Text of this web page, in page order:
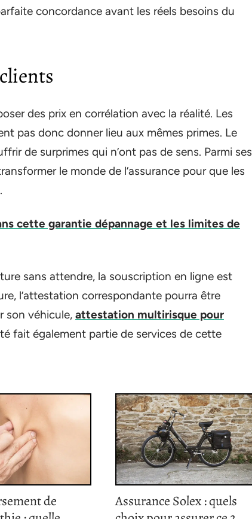
concordance avant les réels besoins du
des prix en corrélation avec la réalité. Les
pas donc donner lieu aux mêmes primes. Le
de surprimes qui n’ont pas de sens. Parmi ses
le monde de l’assurance pour que les
cette garantie dépannage et les limites de
sans attendre, la souscription en ligne est
l’attestation correspondante pourra être
son véhicule, attestation multirisque pour
fait également partie de services de cette
de
Assurance Solex : quels